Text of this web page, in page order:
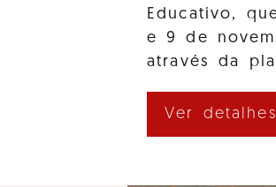
Educativo,
e 9 de
através da
Ver